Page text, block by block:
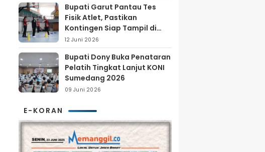
Bupati Garut Pantau Tes
Fisik Atlet, Pastikan
Kontingen Siap Tampil di
Porprov 2026
12 Juni 2026
Bupati Dony Buka Penataran
Pelatih Tingkat Lanjut KONI
Sumedang 2026
09 Juni 2026
E-KORAN